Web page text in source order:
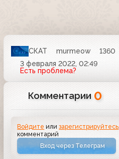
СКАТ murmeow
1360
3 февраля 2022, 02:49
Есть проблема?
Комментарии 0
Войдите илизарегистрируйтесь
комментарий
Вход через Телеграм